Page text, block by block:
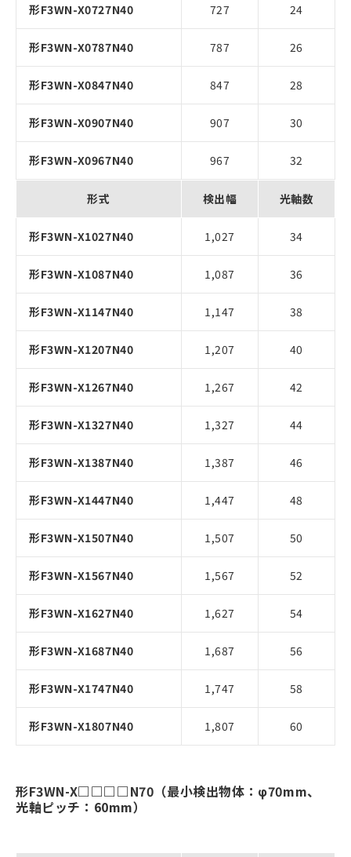
形F3WN-X0727N40 727 24
形F3WN-X0787N40 787 26
形F3WN-X0847N40 847 28
形F3WN-X0907N40 907 30
形F3WN-X0967N40 967 32
形式 検出幅 光軸数
形F3WN-X1027N40 1,027 34
形F3WN-X1087N40 1,087 36
形F3WN-X1147N40 1,147 38
形F3WN-X1207N40 1,207 40
形F3WN-X1267N40 1,267 42
形F3WN-X1327N40 1,327 44
形F3WN-X1387N40 1,387 46
形F3WN-X1447N40 1,447 48
形F3WN-X1507N40 1,507 50
形F3WN-X1567N40 1,567 52
形F3WN-X1627N40 1,627 54
形F3WN-X1687N40 1,687 56
形F3WN-X1747N40 1,747 58
形F3WN-X1807N40 1,807 60
形F3WN-X□□□□N70（最小検出物体：φ70mm、
光軸ピッチ：60mm）